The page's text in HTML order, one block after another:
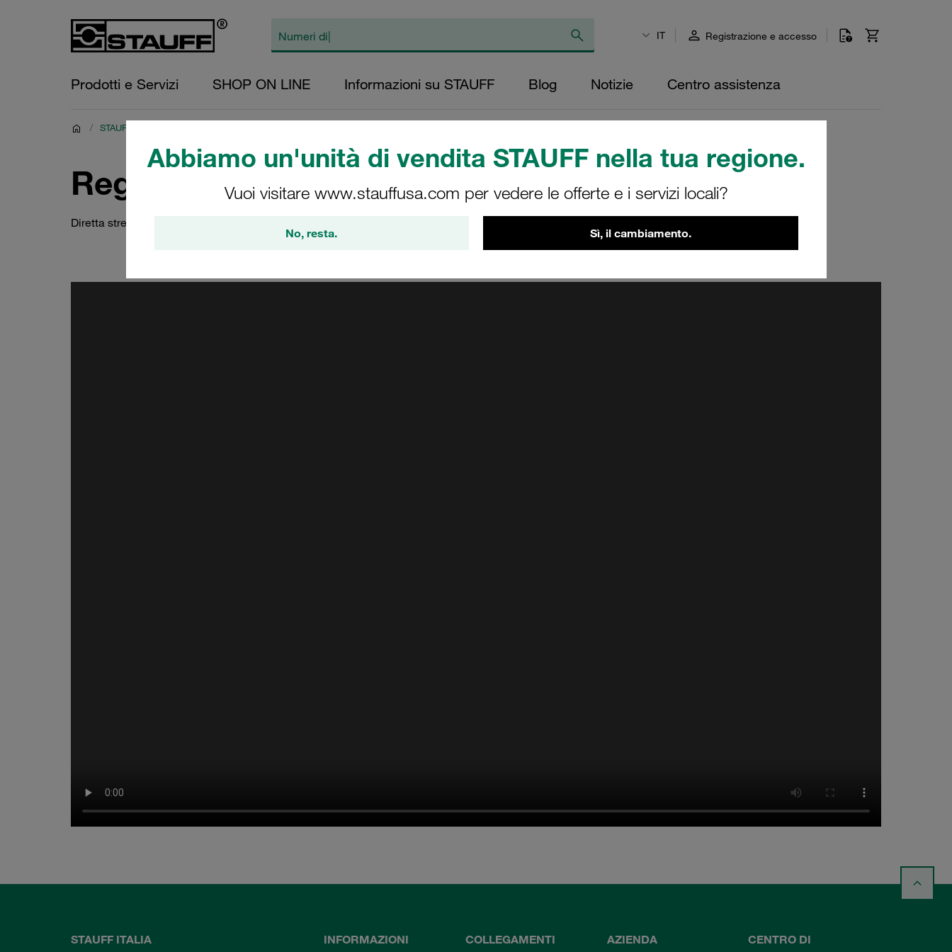
Abbiamo un'unità di vendita STAUFF nella tua regione.
Vuoi visitare www.stauffusa.com per vedere le offerte e i servizi locali?
No, resta. Sì, il cambiamento.
IT Registrazione e accesso
Prodotti e Servizi SHOP ON LINE Informazioni su STAUFF Blog Notizie Centro assistenza
/ STAUFF: Now - formazione virtuale
Registrazione in francese
Diretta streaming STAUFF del 27 aprile 2021
STAUFF ITALIA
INFORMAZIONI
COLLEGAMENTI
AZIENDA
CENTRO DI